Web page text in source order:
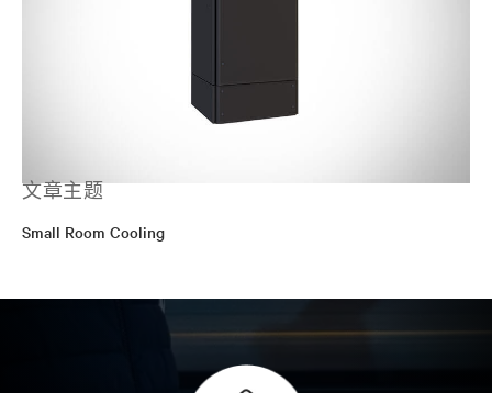
文章主题
Small Room Cooling